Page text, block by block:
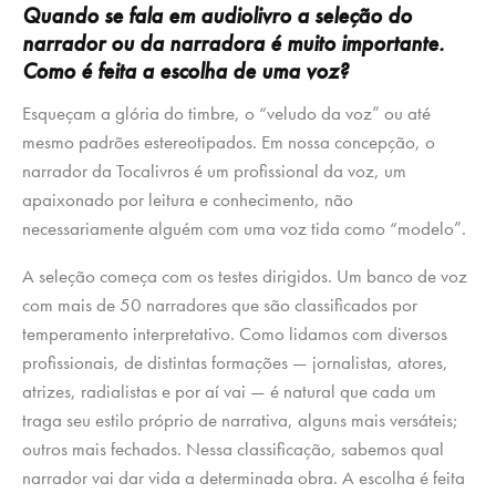
Quando se fala em audiolivro a seleção do
narrador ou da narradora é muito importante.
Como é feita a escolha de uma voz?
Esqueçam a glória do timbre, o “veludo da voz” ou até
mesmo padrões estereotipados. Em nossa concepção, o
narrador da Tocalivros é um profissional da voz, um
apaixonado por leitura e conhecimento, não
necessariamente alguém com uma voz tida como “modelo”.
A seleção começa com os testes dirigidos. Um banco de voz
com mais de 50 narradores que são classificados por
temperamento interpretativo. Como lidamos com diversos
profissionais, de distintas formações — jornalistas, atores,
atrizes, radialistas e por aí vai — é natural que cada um
traga seu estilo próprio de narrativa, alguns mais versáteis;
outros mais fechados. Nessa classificação, sabemos qual
narrador vai dar vida a determinada obra. A escolha é feita